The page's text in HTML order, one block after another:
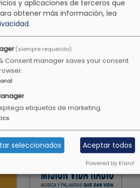
es su fuerza, la
es la cabeza de
CRISTIANAS
y aplicaciones de terceros que
obtener más información, lea
.
(siempre requerido)
Consent manager saves your consent
etiquetas de marketing.
seleccionados Aceptar todos
Powered by Klaro!